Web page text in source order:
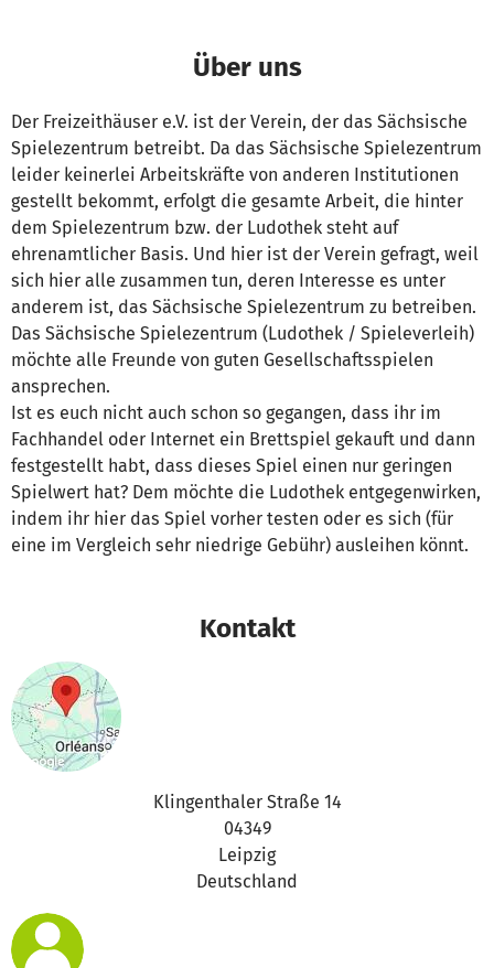
Über uns
Der Freizeithäuser e.V. ist der Verein, der das Sächsische
Spielezentrum betreibt. Da das Sächsische Spielezentrum
leider keinerlei Arbeitskräfte von anderen Institutionen
gestellt bekommt, erfolgt die gesamte Arbeit, die hinter
dem Spielezentrum bzw. der Ludothek steht auf
ehrenamtlicher Basis. Und hier ist der Verein gefragt, weil
sich hier alle zusammen tun, deren Interesse es unter
anderem ist, das Sächsische Spielezentrum zu betreiben.
Das Sächsische Spielezentrum (Ludothek / Spieleverleih)
möchte alle Freunde von guten Gesellschaftsspielen
ansprechen.
Ist es euch nicht auch schon so gegangen, dass ihr im
Fachhandel oder Internet ein Brettspiel gekauft und dann
festgestellt habt, dass dieses Spiel einen nur geringen
Spielwert hat? Dem möchte die Ludothek entgegenwirken,
indem ihr hier das Spiel vorher testen oder es sich (für
eine im Vergleich sehr niedrige Gebühr) ausleihen könnt.
Kontakt
Klingenthaler Straße 14
04349
Leipzig
Deutschland